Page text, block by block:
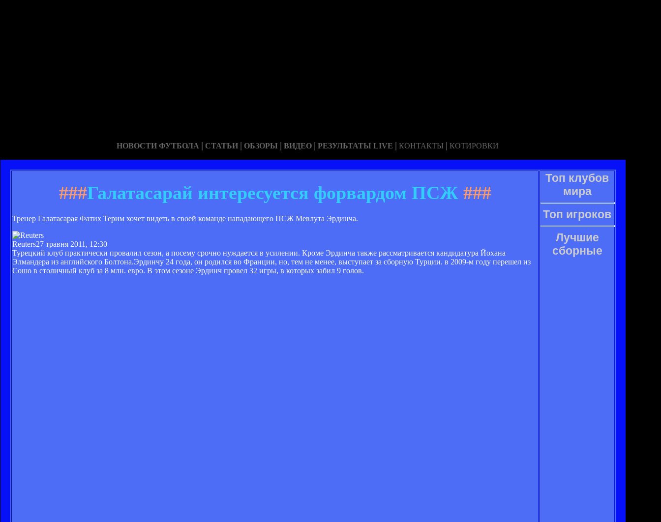
НОВОСТИ ФУТБОЛА | СТАТЬИ | ОБЗОРЫ | ВИДЕО | РЕЗУЛЬТАТЫ LIVE | КОНТАКТЫ | КОТИРОВКИ
###Галатасарай интересуется форвардом ПСЖ###
Тренер Галатасарая Фатих Терим хочет видеть в своей команде нападающего ПСЖ Мевлута Эрдинча.
Reuters27 травня 2011, 12:30
Турецкий клуб практически провалил сезон, а посему срочно нуждается в усилении. Кроме Эрдинча также рассматривается кандидатура Йохана
Элмандера из английского Болтона.Эрдинчу 24 года, он родился во Франции, но, тем не менее, выступает за сборную Турции. в 2009-м году перешел из
Сошо в столичный клуб за 8 млн. евро. В этом сезоне Эрдинч провел 32 игры, в которых забил 9 голов.
Топ клубов
мира
Топ игроков
Лучшие
сборные